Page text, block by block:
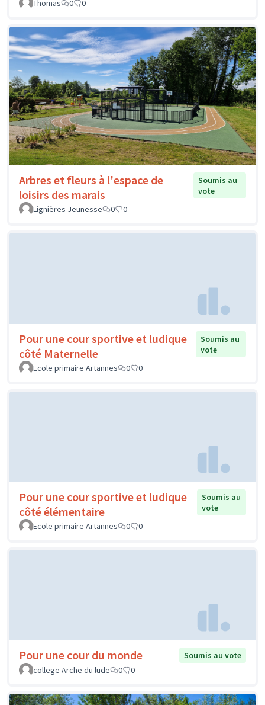
Thomas 0 0
Arbres et fleurs à l'espace de
loisirs des marais
Soumis au
vote
Lignières Jeunesse
0 0
Pour une cour sportive et ludique
côté Maternelle
Soumis au
vote
Ecole primaire Artannes
0 0
Pour une cour sportive et ludique
côté élémentaire
Soumis au
vote
Ecole primaire Artannes
0 0
Pour une cour du monde
Soumis au vote
college Arche du lude
0 0